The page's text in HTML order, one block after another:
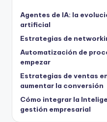
Agentes de IA: la
artificial
Estrategias de
Automatización de
empezar
Estrategias de ventas
aumentar la conversión
Cómo integrar la
gestión empresarial